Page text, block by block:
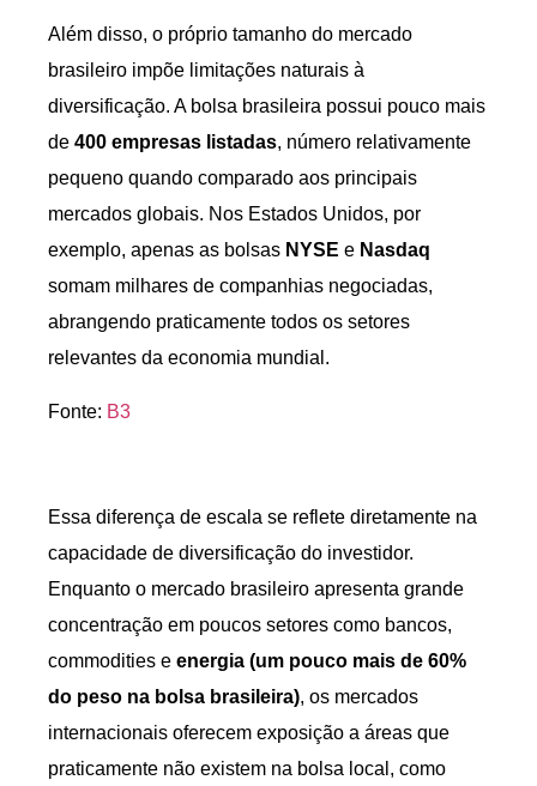
Além disso, o próprio tamanho do mercado
brasileiro impõe limitações naturais à
diversificação. A bolsa brasileira possui pouco mais
de 400 empresas listadas, número relativamente
pequeno quando comparado aos principais
mercados globais. Nos Estados Unidos, por
exemplo, apenas as bolsas NYSE e Nasdaq
somam milhares de companhias negociadas,
abrangendo praticamente todos os setores
relevantes da economia mundial.
Fonte: B3
Essa diferença de escala se reflete diretamente na
capacidade de diversificação do investidor.
Enquanto o mercado brasileiro apresenta grande
concentração em poucos setores como bancos,
commodities e energia (um pouco mais de 60%
do peso na bolsa brasileira), os mercados
internacionais oferecem exposição a áreas que
praticamente não existem na bolsa local, como